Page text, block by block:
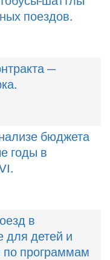
поездов.
—
бюджета
годы в
в
для детей и
по программам